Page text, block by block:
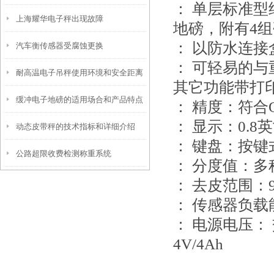
些？
上海耀华电子秤出现故障
汽车衡传感器受腐蚀更换
耐高温电子吊秤使用环境和安全距离
缓冲电子地磅的适用场合和产品特点
动态皮带秤的技术指标和详细介绍
公路超限收费检测称重系统
： 单层标准
地磅，附有4
： 以防水连
： 可轻易的
其它功能带打
： 精度：符
： 显示：0.8
： 键盘：按
： 分度值：
： 去皮范围：
： 传感器负
： 电源电压
4V/4Ah